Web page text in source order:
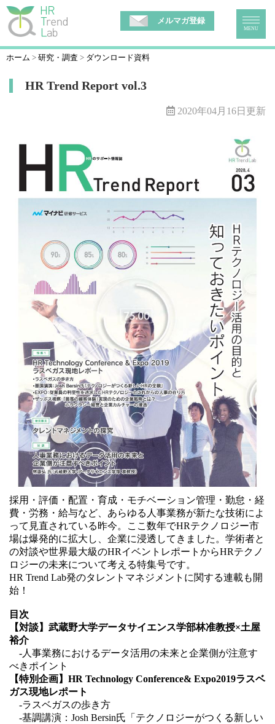
メルマガ登録
MENU
ホーム 研究・調査 ダウンロード資料
HR Trend Report vol.3
2020年04月16日更新
採用・評価・配置・育成・モチベーション管理・勤怠・経
費・労務・給与など、あらゆる人事業務が新たな技術によ
って見直されている昨今。ここ数年でHRテクノロジー市
場は爆発的に拡大し、企業に浸透してきました。学術者と
の対談や世界最大級のHRイベントレポートからHRテクノ
ロジーの未来について考える特集号です。
HR Trend Lab発のタレントマネジメントに関する連載も開
始！
目次
【対談】武蔵野大学データサイエンス学部林准教授×土屋
裕介
-人事業務におけるデータ活用の未来と企業側が注意す
べきポイント
【特別企画】HR Technology Conference& Expo2019ラスベ
ガス現地レポート
-ラスベガスの歩き方
-基調講演：Josh Bersin氏「テクノロジーがつくる新しい